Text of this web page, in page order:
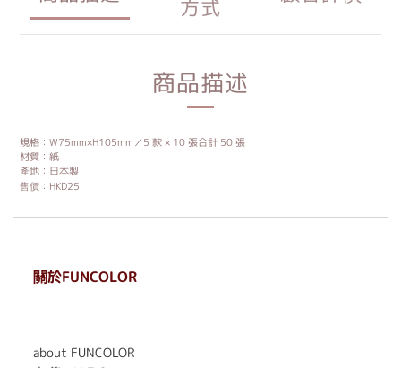
方式
商品描述
規格：W75mm×H105mm／5 款 × 10 張合計 50 張
材質：紙
產地：日本製
售價：HKD25
關於FUNCOLOR
about FUNCOLOR